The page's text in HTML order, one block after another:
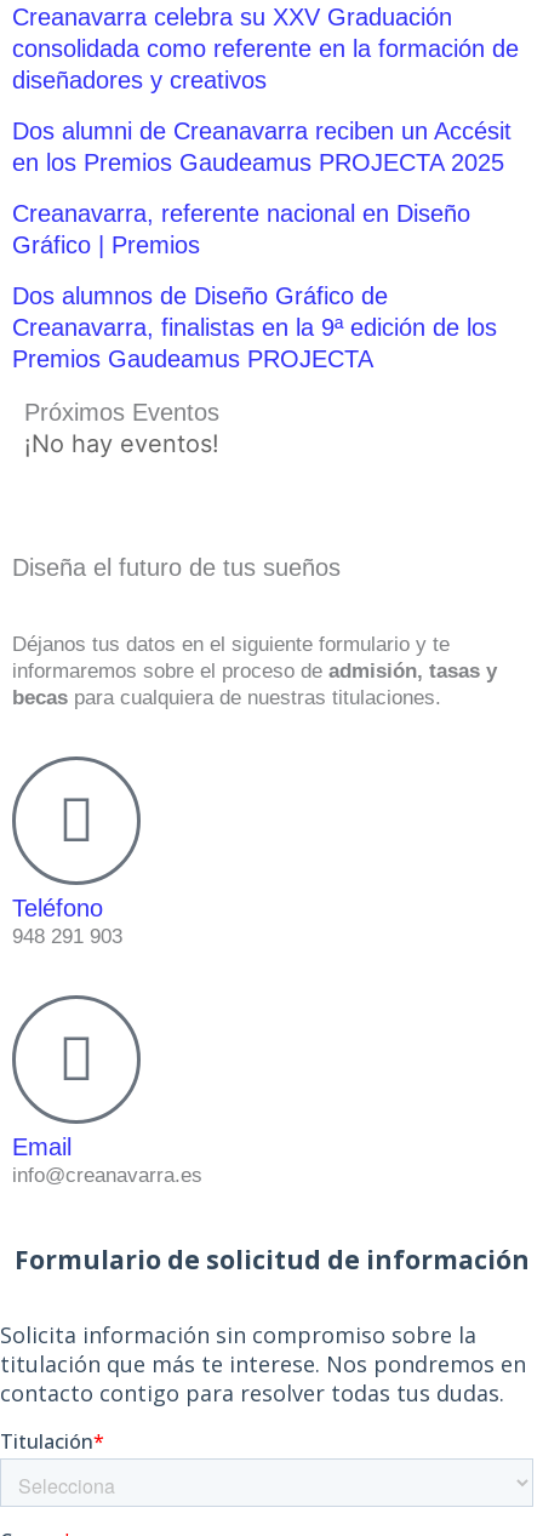
Creanavarra celebra su XXV Graduación
consolidada como referente en la formación de
diseñadores y creativos
Dos alumni de Creanavarra reciben un Accésit
en los Premios Gaudeamus PROJECTA 2025
Creanavarra, referente nacional en Diseño
Gráfico | Premios
Dos alumnos de Diseño Gráfico de
Creanavarra, finalistas en la 9ª edición de los
Premios Gaudeamus PROJECTA
Próximos Eventos
¡No hay eventos!
Diseña el futuro de tus sueños
Déjanos tus datos en el siguiente formulario y te
informaremos sobre el proceso de admisión, tasas y
becas para cualquiera de nuestras titulaciones.
Teléfono
948 291 903
Email
info@creanavarra.es